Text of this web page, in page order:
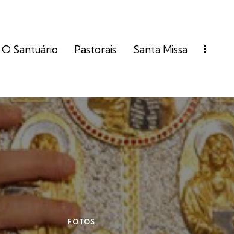
O Santuário Pastorais Santa Missa
FOTOS